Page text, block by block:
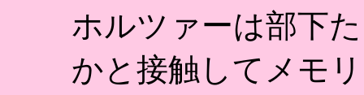
ホルツァーは部下
かと接触してメモ